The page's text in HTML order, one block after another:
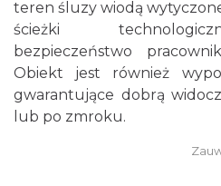
teren śluzy wiodą
ścieżki
bezpieczeństwo
Obiekt jest również
gwarantujące dobrą
lub po zmroku.